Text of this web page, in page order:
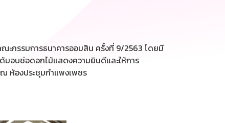
ณะกรรมการธนาคารออมสิน ครั้งที่ 9/2563 โดยมี
มอบช่อดอกไม้แสดงความยินดีและให้การ
ห้องประชุมกำแพงเพชร